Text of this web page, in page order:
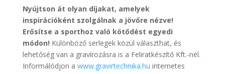
Nyújtson át olyan díjakat, amelyek
inspirációként szolgálnak a jövőre nézve!
Erősítse a sporthoz való kötődést egyedi
módon! Különböző serlegek közül választhat, és
lehetőség van a gravírozásra is a Feliratkészítő Kft.-nél.
Informálódjon a www.gravirtechnika.hu internetes